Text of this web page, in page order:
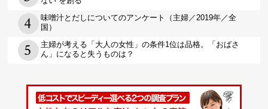
味噌汁とだしについてのアンケート（主婦／2019年／全
国）
主婦が考える「大人の女性」の条件1位は品格。「おばさ
ん」になると失うものは？